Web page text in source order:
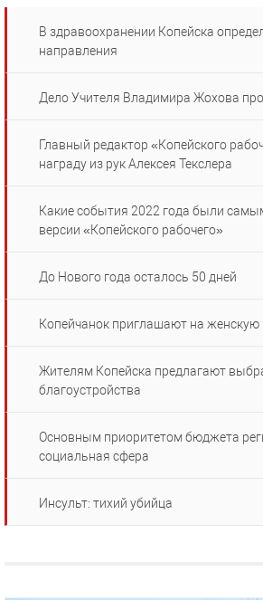
В здравоохранении Копейска
направления
Дело Учителя Владимира Жохова
Главный редактор «Копейского
награду из рук Алексея Текслера
Какие события 2022 года были
версии «Копейского рабочего»
До Нового года осталось 50 дней
Копейчанок приглашают на женскую
Жителям Копейска предлагают
благоустройства
Основным приоритетом бюджета
социальная сфера
Инсульт: тихий убийца